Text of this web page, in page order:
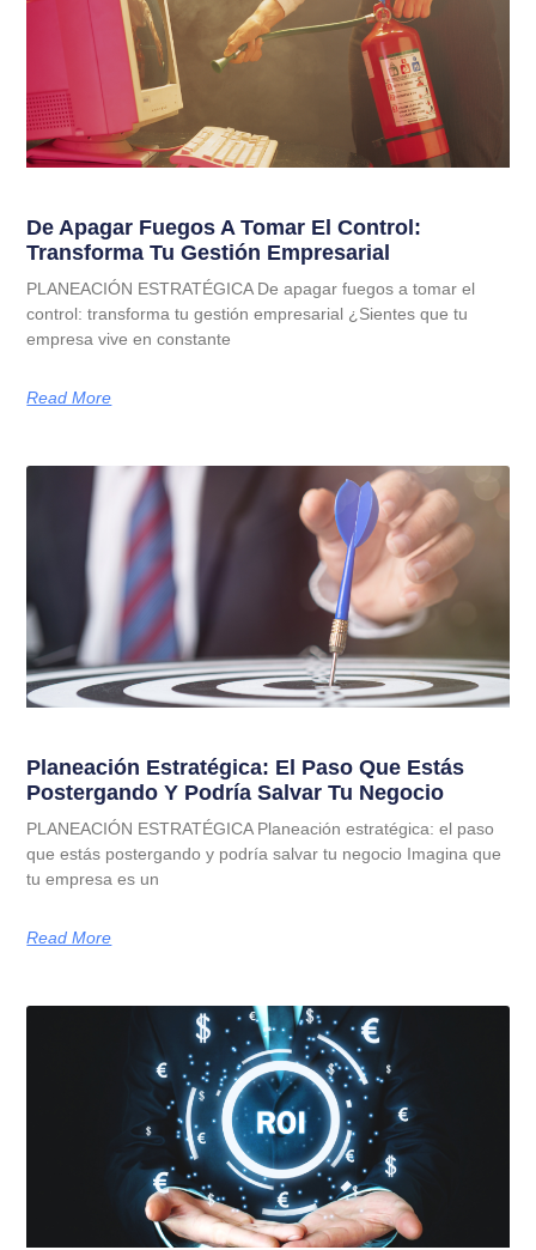
De Apagar Fuegos A Tomar El Control:
Transforma Tu Gestión Empresarial
PLANEACIÓN ESTRATÉGICA De apagar fuegos a tomar el
control: transforma tu gestión empresarial ¿Sientes que tu
empresa vive en constante
Read More
Planeación Estratégica: El Paso Que Estás
Postergando Y Podría Salvar Tu Negocio
PLANEACIÓN ESTRATÉGICA Planeación estratégica: el paso
que estás postergando y podría salvar tu negocio Imagina que
tu empresa es un
Read More